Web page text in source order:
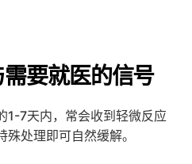
要就医的信号
1-7天内，常会收到轻微反应
处理即可自然缓解。